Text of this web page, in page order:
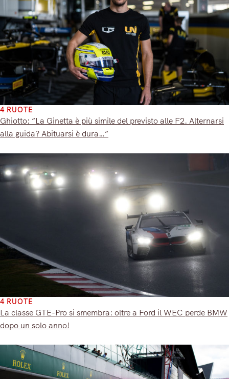
4 RUOTE
Ghiotto: “La Ginetta è più simile del previsto alle F2. Alternarsi
alla guida? Abituarsi è dura…”
4 RUOTE
La classe GTE-Pro si smembra: oltre a Ford il WEC perde BMW
dopo un solo anno!